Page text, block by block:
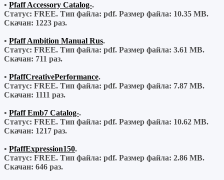
• Pfaff Accessory Catalog-.
Статус: FREE. Тип файла: pdf. Размер файла: 10.35 MB.
Скачан: 1223 раз.
• Pfaff Ambition Manual Rus.
Статус: FREE. Тип файла: pdf. Размер файла: 3.61 MB.
Скачан: 711 раз.
• PfaffCreativePerformance.
Статус: FREE. Тип файла: pdf. Размер файла: 7.87 MB.
Скачан: 1111 раз.
• Pfaff Emb7 Catalog-.
Статус: FREE. Тип файла: pdf. Размер файла: 10.62 MB.
Скачан: 1217 раз.
• PfaffExpression150.
Статус: FREE. Тип файла: pdf. Размер файла: 2.86 MB.
Скачан: 646 раз.